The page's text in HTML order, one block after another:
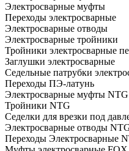
Электросварные муфты
Переходы электросварные
Электросварные отводы
Электросварные тройники
Тройники электросварные
Заглушки электросварные
Седельные патрубки
Переходы ПЭ-латунь
Электросварные муфты NTG
Тройники NTG
Седелки для врезки под
Электросварные отводы
Переходы Электросварные